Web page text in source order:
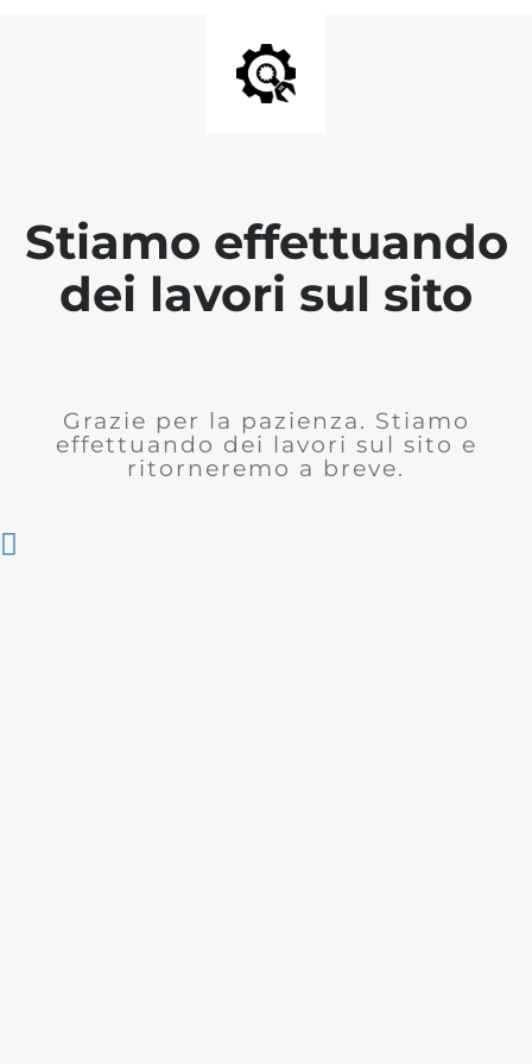
Stiamo effettuando
dei lavori sul sito
Grazie per la pazienza. Stiamo
effettuando dei lavori sul sito e
ritorneremo a breve.